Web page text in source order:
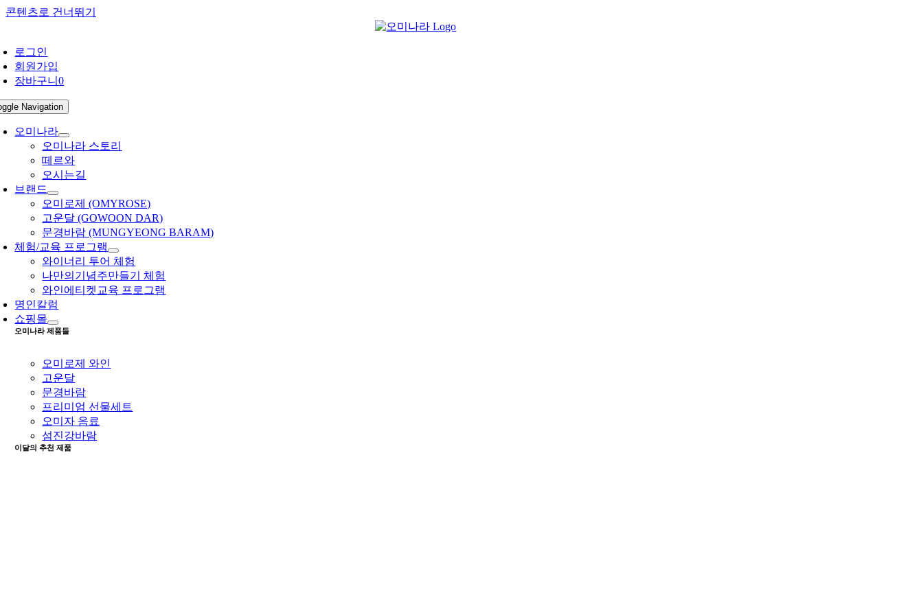
콘텐츠로 건너뛰기
로그인
회원가입
장바구니0
Navigation
오미나라
오미나라 스토리
떼르와
오시는길
브랜드
오미로제 (OMYROSE)
고운달 (GOWOON DAR)
문경바람 (MUNGYEONG BARAM)
체험/교육 프로그램
와이너리 투어 체험
나만의기념주만들기 체험
와인에티켓교육 프로그램
명인칼럼
쇼핑몰
오미나라 제품들
오미로제 와인
고운달
문경바람
프리미엄 선물세트
오미자 음료
섬진강바람
이달의 추천 제품